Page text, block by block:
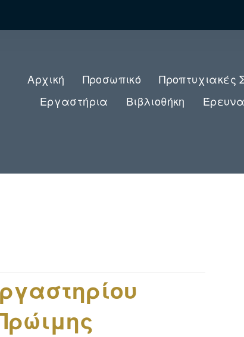
Αρχική Προσωπικό Προπτυχιακές
Εργαστήρια
Βιβλιοθήκη Έρευνα